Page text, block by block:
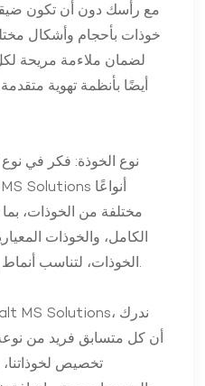
مع رأسك دون أن تكون
لضمان ملاءمة مريحة
أيضًا بأنظمة تهوية
نوع الخوذة: فكر في
مختلفة من الخوذات،
الكامل، والخوذات
الخوذات، لتناسب أنماط وتفضيلات الركوب المختلفة.
أن كل متسابق فريد من
تخصيص لخوذاتنا،